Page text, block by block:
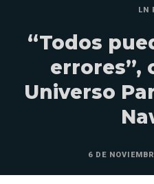
LN
“Todos
errores”,
Universo
6 DE